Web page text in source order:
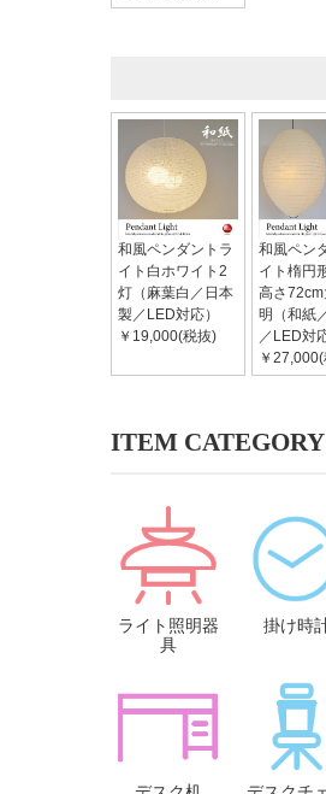
和風ペンダントラ
イト白ホワイト2
灯（麻葉白／日本
製／LED対応）
￥19,000(税抜)
和風ペン
イト楕円
高さ72cm
明（和紙
／LED対
￥
ライト照明器
具
掛け時